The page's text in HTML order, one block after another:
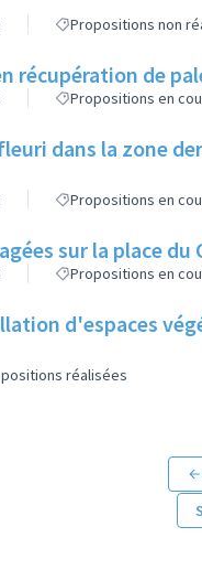
Propositions non
récupération de
Propositions en
dans la zone
Propositions en
sur la place du
Propositions en
d'espaces
réalisées